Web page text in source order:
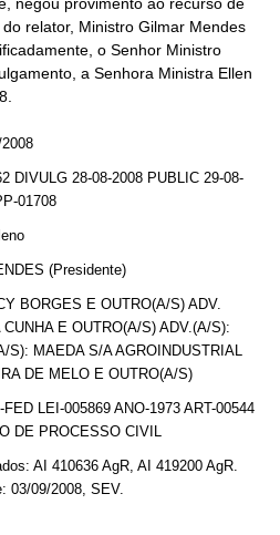
negou provimento ao recurso de
relator, Ministro Gilmar Mendes
o Senhor Ministro
a Senhora Ministra Ellen
DIVULG 28-08-2008 PUBLIC 29-08-
01708
(Presidente)
BORGES E OUTRO(A/S) ADV.
E OUTRO(A/S) ADV.(A/S):
S): MAEDA S/A AGROINDUSTRIAL
DE MELO E OUTRO(A/S)
FED LEI-005869 ANO-1973 ART-00544
DE PROCESSO CIVIL
AI 410636 AgR, AI 419200 AgR.
03/09/2008, SEV.